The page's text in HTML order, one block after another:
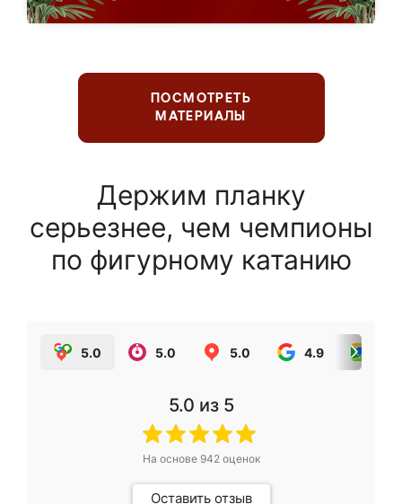
ПОСМОТРЕТЬ
МАТЕРИАЛЫ
Держим планку
серьезнее, чем чемпионы
по фигурному катанию
5.0 5.0 5.0 4.9
5.0 из 5
На основе 942оценок
Оставить отзыв